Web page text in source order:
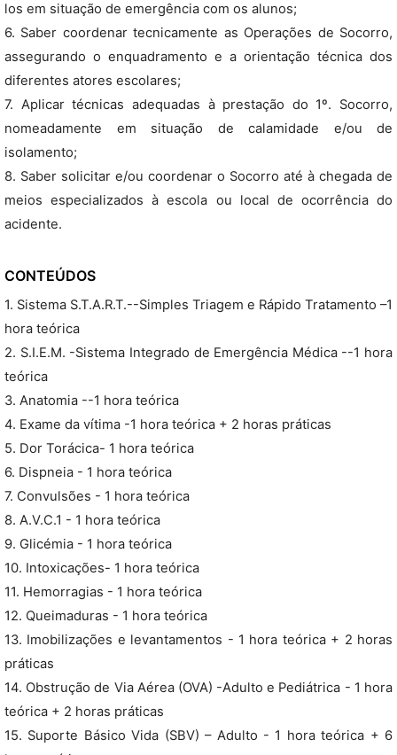
los em situação de emergência com os alunos;
6. Saber coordenar tecnicamente as Operações de Socorro,
assegurando o enquadramento e a orientação técnica dos
diferentes atores escolares;
7. Aplicar técnicas adequadas à prestação do 1º. Socorro,
nomeadamente em situação de calamidade e/ou de
isolamento;
8. Saber solicitar e/ou coordenar o Socorro até à chegada de
meios especializados à escola ou local de ocorrência do
acidente.
CONTEÚDOS
1. Sistema S.T.A.R.T.--Simples Triagem e Rápido Tratamento –1
hora teórica
2. S.I.E.M. -Sistema Integrado de Emergência Médica --1 hora
teórica
3. Anatomia --1 hora teórica
4. Exame da vítima -1 hora teórica + 2 horas práticas
5. Dor Torácica- 1 hora teórica
6. Dispneia - 1 hora teórica
7. Convulsões - 1 hora teórica
8. A.V.C.1 - 1 hora teórica
9. Glicémia - 1 hora teórica
10. Intoxicações- 1 hora teórica
11. Hemorragias - 1 hora teórica
12. Queimaduras - 1 hora teórica
13. Imobilizações e levantamentos - 1 hora teórica + 2 horas
práticas
14. Obstrução de Via Aérea (OVA) -Adulto e Pediátrica - 1 hora
teórica + 2 horas práticas
15. Suporte Básico Vida (SBV) – Adulto - 1 hora teórica + 6